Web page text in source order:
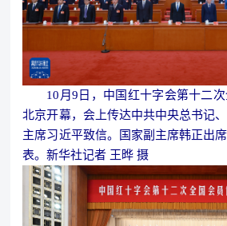
10月9日，中国红十字会第十二
北京开幕，会上传达中共中央总书记
主席习近平致信。国家副主席韩正出
表。新华社记者 王晔 摄